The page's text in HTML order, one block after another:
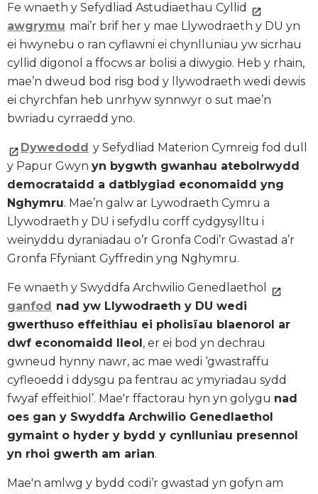
Fe wnaeth y Sefydliad Astudiaethau Cyllid
awgrymu mai’r brif her y mae Llywodraeth y DU yn
ei hwynebu o ran cyflawni ei chynlluniau yw sicrhau
cyllid digonol a ffocws ar bolisi a diwygio. Heb y rhain,
mae’n dweud bod risg bod y llywodraeth wedi dewis
ei chyrchfan heb unrhyw synnwyr o sut mae’n
bwriadu cyrraedd yno.
Dywedodd y Sefydliad Materion Cymreig fod dull
y Papur Gwyn yn bygwth gwanhau atebolrwydd
democrataidd a datblygiad economaidd yng
Nghymru. Mae’n galw ar Lywodraeth Cymru a
Llywodraeth y DU i sefydlu corff cydgysylltu i
weinyddu dyraniadau o’r Gronfa Codi’r Gwastad a’r
Gronfa Ffyniant Gyffredin yng Nghymru.
Fe wnaeth y Swyddfa Archwilio Genedlaethol
ganfod nad yw Llywodraeth y DU wedi
gwerthuso effeithiau ei pholisïau blaenorol ar
dwf economaidd lleol, er ei bod yn dechrau
gwneud hynny nawr, ac mae wedi ‘gwastraffu
cyfleoedd i ddysgu pa fentrau ac ymyriadau sydd
fwyaf effeithiol’. Mae'r ffactorau hyn yn golygu nad
oes gan y Swyddfa Archwilio Genedlaethol
gymaint o hyder y bydd y cynlluniau presennol
yn rhoi gwerth am arian.
Mae'n amlwg y bydd codi’r gwastad yn gofyn am